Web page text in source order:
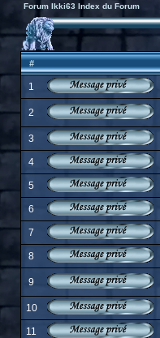
Forum Ikki63 Index du Forum
#
1
2
3
4
5
6
7
8
9
10
11